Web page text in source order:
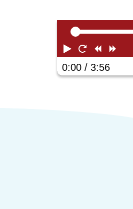
Play RestartRewind
0:00 / 3:56